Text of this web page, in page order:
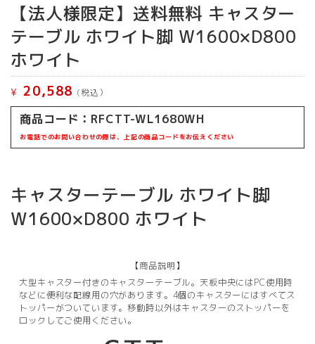
【法人様限定】送料無料 キャスター
テーブル ホワイト脚 W1600×D800
ホワイト
¥ 20,588 (税込）
商品コード： RFCTT-WL1680WH
お電話でのお問い合わせの際は、上記の商品コードをお伝えください
キャスターテーブル ホワイト脚
W1600×D800 ホワイト
【商品説明】
大型キャスター付きのキャスターテーブル。天板中央にはPC使用時
などに便利な配線用の穴があります。4個のキャスターにはすべてス
トッパーがついています。移動時以外はキャスターのストッパーを
ロックしてご使用ください。